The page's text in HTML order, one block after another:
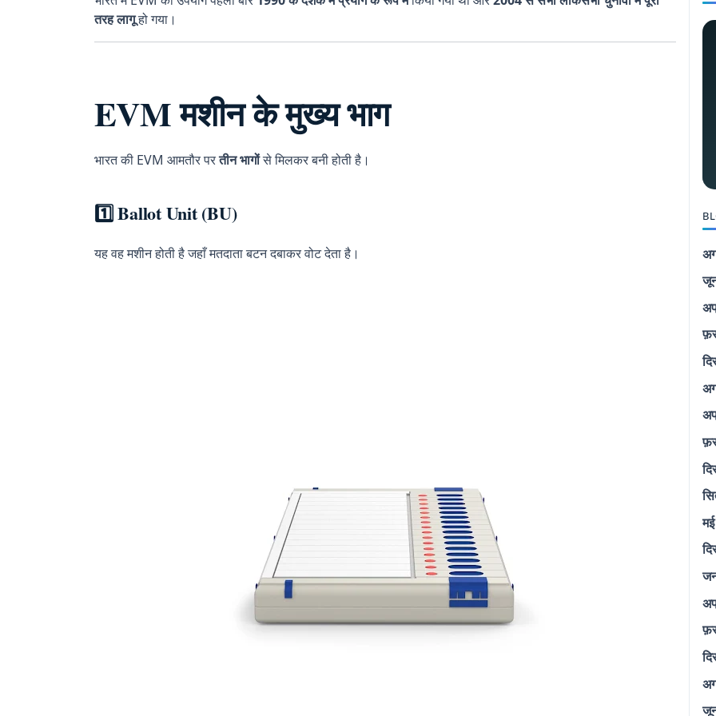
तरह लागूहो गया।
EVM मशीन के मुख्य भाग
भारत की EVM आमतौर परतीन भागोंसे मिलकर बनी होती है।
1️⃣ Ballot Unit (BU)
यह वह मशीन होती है जहाँ मतदाता बटन दबाकर वोट देता है।